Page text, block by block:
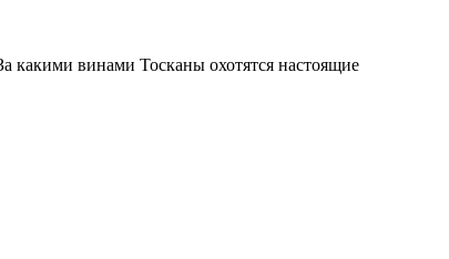
какими винами Тосканы охотятся настоящие